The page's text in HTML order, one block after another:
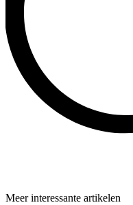
Meer interessante artikelen